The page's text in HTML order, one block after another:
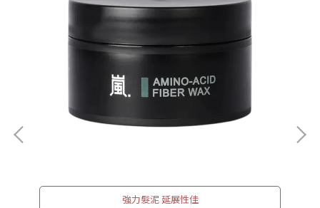
強力髮泥 延展性佳